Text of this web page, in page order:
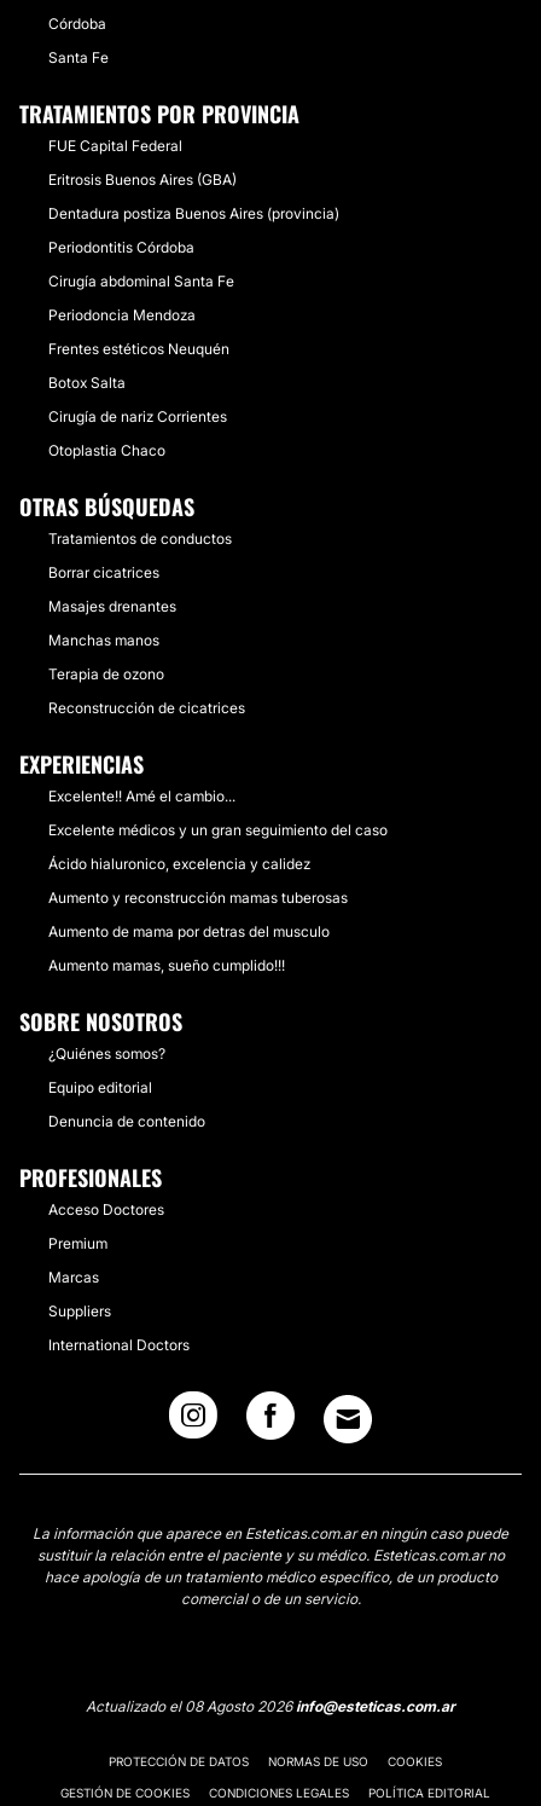
Córdoba
Santa Fe
TRATAMIENTOS POR PROVINCIA
FUE Capital Federal
Eritrosis Buenos Aires (GBA)
Dentadura postiza Buenos Aires (provincia)
Periodontitis Córdoba
Cirugía abdominal Santa Fe
Periodoncia Mendoza
Frentes estéticos Neuquén
Botox Salta
Cirugía de nariz Corrientes
Otoplastia Chaco
OTRAS BÚSQUEDAS
Tratamientos de conductos
Borrar cicatrices
Masajes drenantes
Manchas manos
Terapia de ozono
Reconstrucción de cicatrices
EXPERIENCIAS
Excelente!! Amé el cambio...
Excelente médicos y un gran seguimiento del caso
Ácido hialuronico, excelencia y calidez
Aumento y reconstrucción mamas tuberosas
Aumento de mama por detras del musculo
Aumento mamas, sueño cumplido!!!
SOBRE NOSOTROS
¿Quiénes somos?
Equipo editorial
Denuncia de contenido
PROFESIONALES
Acceso Doctores
Premium
Marcas
Suppliers
International Doctors
La información que aparece en Esteticas.com.ar en ningún caso puede
sustituir la relación entre el paciente y su médico. Esteticas.com.ar no
hace apología de un tratamiento médico específico, de un producto
comercial o de un servicio.
Actualizado el 08 Agosto 2026info@esteticas.com.ar
PROTECCIÓN DE DATOS NORMAS DE USO COOKIES
GESTIÓN DE COOKIES CONDICIONES LEGALES POLÍTICA EDITORIAL